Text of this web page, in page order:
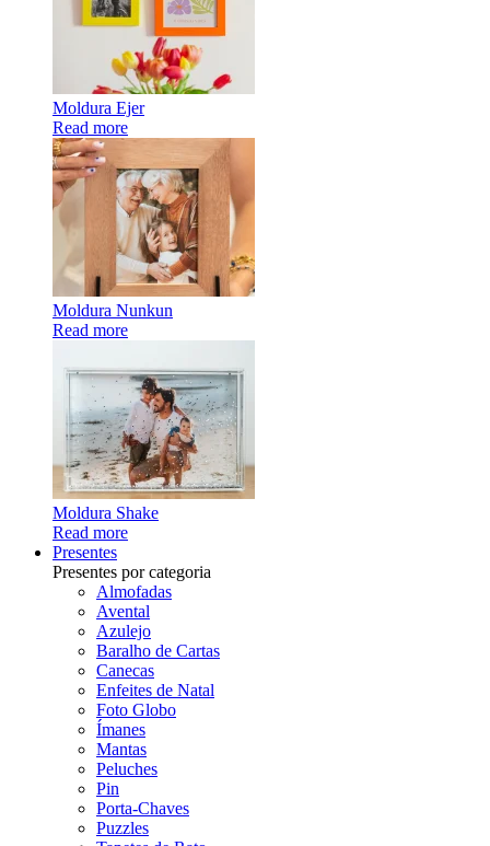
Moldura Ejer
Read more
Moldura Nunkun
Read more
Moldura Shake
Read more
Presentes
Presentes por categoria
Almofadas
Avental
Azulejo
Baralho de Cartas
Canecas
Enfeites de Natal
Foto Globo
Ímanes
Mantas
Peluches
Pin
Porta-Chaves
Puzzles